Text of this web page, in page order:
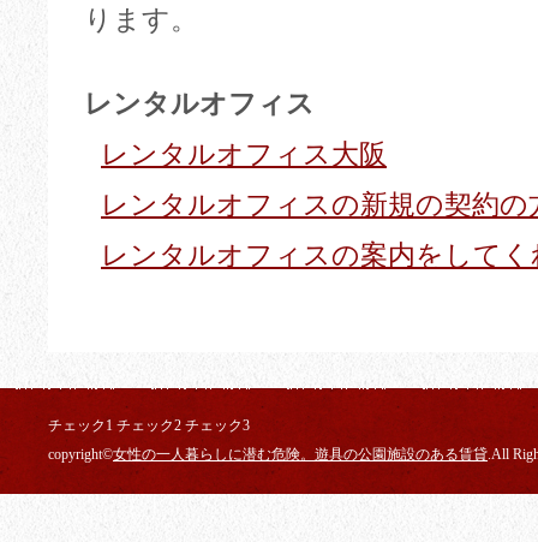
ります。
レンタルオフィス
レンタルオフィス大阪
レンタルオフィスの新規の契約の
レンタルオフィスの案内をして
チェック1 チェック2 チェック3
copyright©女性の一人暮らしに潜む危険。遊具の公園施設のある賃貸.All